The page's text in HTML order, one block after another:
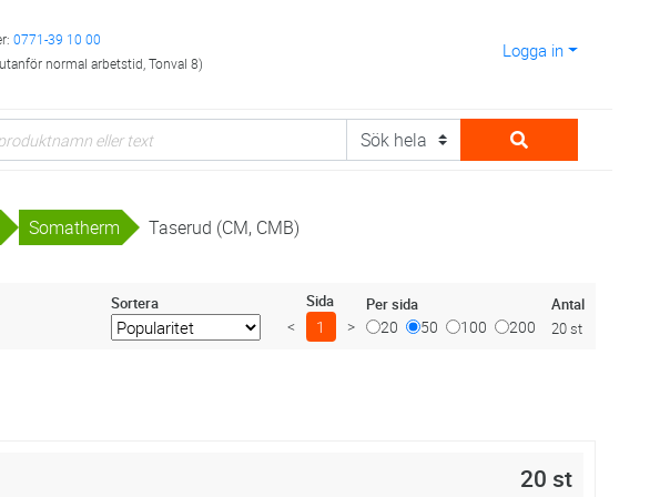
0771-39 10 00
normal arbetstid, Tonval 8)
Logga in
Somatherm Taserud (CM, CMB)
Sortera Sida
< 1 >
Per sida
20 50 100 200
Antal
20 st
20 st